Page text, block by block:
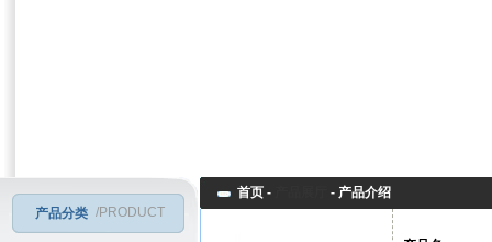
产品分类 /PRODUCT
首页 - - 产品介绍